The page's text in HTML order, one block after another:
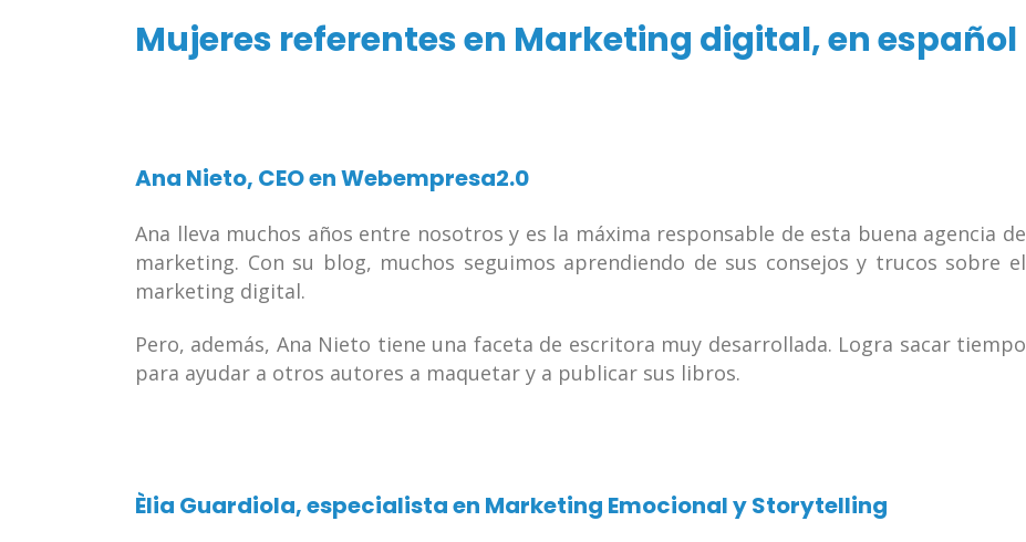
Mujeres referentes en Marketing digital, en español
Ana Nieto, CEO en Webempresa2.0
Ana lleva muchos años entre nosotros y es la máxima responsable de esta buena agencia de
marketing. Con su blog, muchos seguimos aprendiendo de sus consejos y trucos sobre el
marketing digital.
Pero, además, Ana Nieto tiene una faceta de escritora muy desarrollada. Logra sacar tiempo
para ayudar a otros autores a maquetar y a publicar sus libros.
Èlia Guardiola, especialista en Marketing Emocional y Storytelling